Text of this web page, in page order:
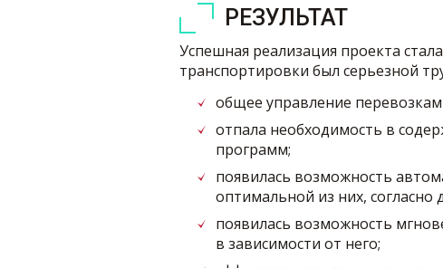
РЕЗУЛЬТАТ
Успешная реализация проекта
транспортировки был серьезной
общее управление
отпала необходимость в
программ;
появилась возможность
оптимальной из них, согласно
появилась возможность
в зависимости от него;